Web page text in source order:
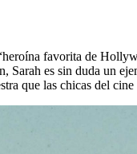
favorita de
es sin duda un
que las chicas del